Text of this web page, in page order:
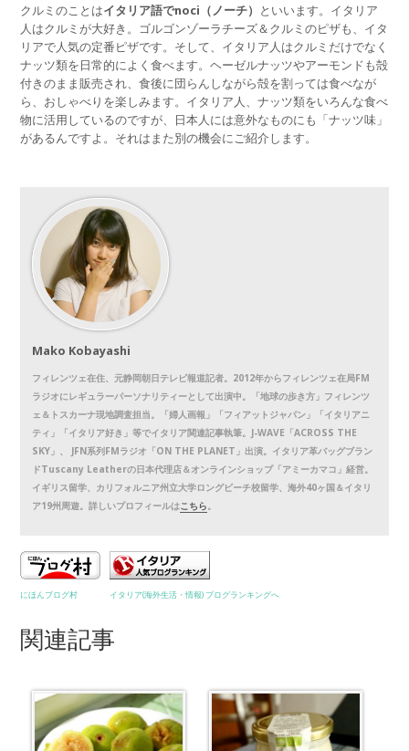
クルミのことはイタリア語でnoci（ノーチ） といいます。イタリア
人はクルミが大好き。ゴルゴンゾーラチーズ＆クルミのピザも、イタ
リアで人気の定番ピザです。そして、イタリア人はクルミだけでなく
ナッツ類を日常的によく食べます。ヘーゼルナッツやアーモンドも殻
付きのまま販売され、食後に団らんしながら殻を割っては食べなが
ら、おしゃべりを楽しみます。イタリア人、ナッツ類をいろんな食べ
物に活用しているのですが、日本人には意外なものにも「ナッツ味」
があるんですよ。それはまた別の機会にご紹介します。
Mako Kobayashi
フィレンツェ在住、元静岡朝日テレビ報道記者。2012年からフィレンツェ在局FM
ラジオにレギュラーパーソナリティーとして出演中。「地球の歩き方」フィレンツ
ェ＆トスカーナ現地調査担当。「婦人画報」「フィアットジャパン」「イタリアニ
ティ」「イタリア好き」等でイタリア関連記事執筆。J-WAVE「ACROSS THE
SKY」、 JFN系列FMラジオ「ON THE PLANET」出演。イタリア革バッグブラン
ドTuscany Leatherの日本代理店＆オンラインショップ「アミーカマコ」経営。
イギリス留学、カリフォルニア州立大学ロングビーチ校留学、海外40ヶ国＆イタリ
ア19州周遊。詳しいプロフィールはこちら 。
にほんブログ村 イタリア(海外生活・情報) ブログランキングへ
関連記事